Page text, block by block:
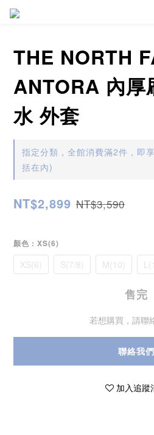
THE NORTH
ANTORA 內厚
水 外套
指定分類，全館消費滿2件，即
括在內)
NT$2,899 NT$3,590
顏色 : XS(6)
XS(6) S(7/8) M(10)
售完
若想購買，請聯
聯絡我們
加入追蹤